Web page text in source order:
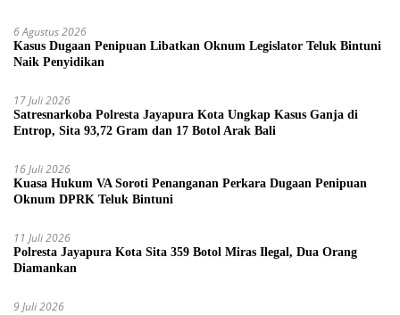
6 Agustus 2026
Kasus Dugaan Penipuan Libatkan Oknum Legislator Teluk Bintuni
Naik Penyidikan
17 Juli 2026
Satresnarkoba Polresta Jayapura Kota Ungkap Kasus Ganja di
Entrop, Sita 93,72 Gram dan 17 Botol Arak Bali
16 Juli 2026
Kuasa Hukum VA Soroti Penanganan Perkara Dugaan Penipuan
Oknum DPRK Teluk Bintuni
11 Juli 2026
Polresta Jayapura Kota Sita 359 Botol Miras Ilegal, Dua Orang
Diamankan
9 Juli 2026